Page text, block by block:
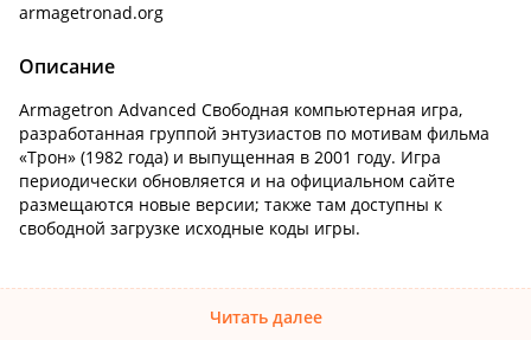
armagetronad.org
Описание
Armagetron Advanced Свободная компьютерная игра,
разработанная группой энтузиастов по мотивам фильма
«Трон» (1982 года) и выпущенная в 2001 году. Игра
периодически обновляется и на официальном сайте
размещаются новые версии; также там доступны к
свободной загрузке исходные коды игры.
Читать далее